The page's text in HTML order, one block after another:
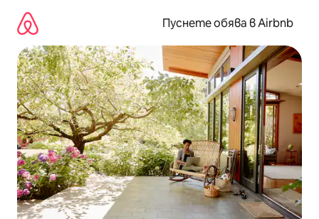
съдържанието
Пуснете обява в Airbnb